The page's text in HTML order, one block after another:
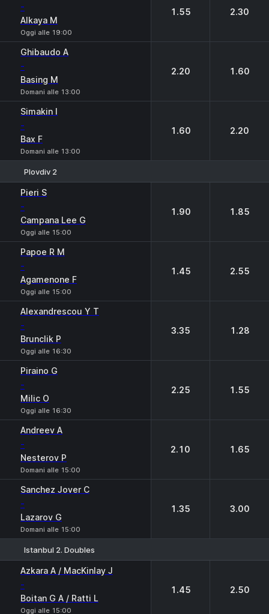
-
Alkaya M
Oggi alle 19:00
1.55 2.30
Ghibaudo A
-
Basing M
Domani alle 13:00
2.20 1.60
Simakin I
-
Bax F
Domani alle 13:00
1.60 2.20
Plovdiv 2
Pieri S
-
Campana Lee G
Oggi alle 15:00
1.90 1.85
Papoe R M
-
Agamenone F
Oggi alle 15:00
1.45 2.55
Alexandrescou Y T
-
Brunclik P
Oggi alle 16:30
3.35 1.28
Piraino G
-
Milic O
Oggi alle 16:30
2.25 1.55
Andreev A
-
Nesterov P
Domani alle 15:00
2.10 1.65
Sanchez Jover C
-
Lazarov G
Domani alle 15:00
1.35 3.00
Istanbul 2. Doubles
Azkara A / MacKinlay J
-
Boitan G A / Ratti L
Oggi alle 15:00
1.45 2.50